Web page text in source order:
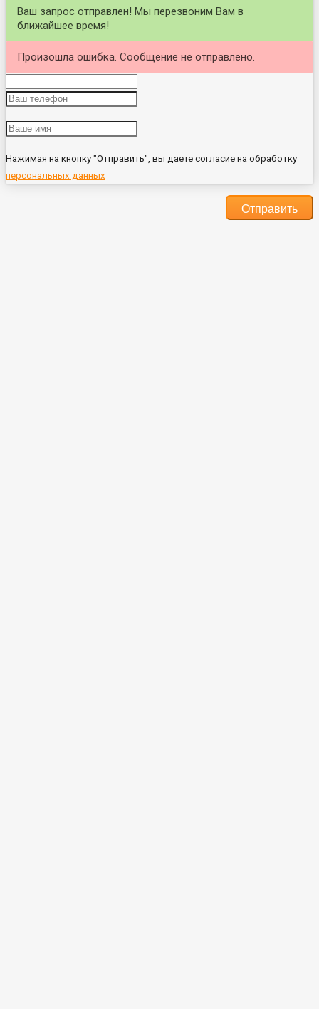
Ваш запрос отправлен! Мы перезвоним Вам в
ближайшее время!
Произошла ошибка. Сообщение не отправлено.
Нажимая на кнопку "Отправить", вы даете согласие на обработку
персональных данных
Отправить